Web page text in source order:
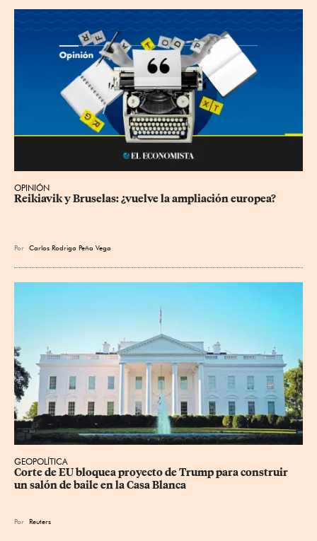
OPINIÓN
Reikiavik y Bruselas: ¿vuelve la ampliación europea?
Por Carlos Rodrigo Peña Vega
GEOPOLÍTICA
Corte de EU bloquea proyecto de Trump para construir
un salón de baile en la Casa Blanca
Por Reuters